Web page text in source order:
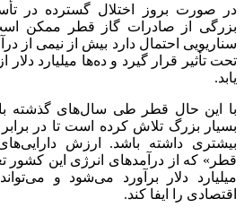
در صورت بروز اختلال گسترده در
بزرگی از صادرات گاز قطر ممکن
سناریویی احتمال دارد بیش از نیمی از
تحت تأثیر قرار گیرد و ده‌ها میلیارد
یابد.
با این حال قطر طی سال‌های گذشته
بسیار بزرگ تلاش کرده است تا در
بیشتری داشته باشد. ارزش
میلیارد دلار برآورد می‌شود و
اقتصادی را ایفا کند.